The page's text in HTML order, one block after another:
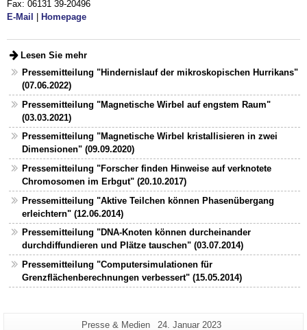
Fax: 06131 39-20496
E-Mail
Homepage
Lesen Sie mehr
Pressemitteilung "Hindernislauf der mikroskopischen Hurrikans"
(07.06.2022)
Pressemitteilung "Magnetische Wirbel auf engstem Raum"
(03.03.2021)
Pressemitteilung "Magnetische Wirbel kristallisieren in zwei
Dimensionen" (09.09.2020)
Pressemitteilung "Forscher finden Hinweise auf verknotete
Chromosomen im Erbgut" (20.10.2017)
Pressemitteilung "Aktive Teilchen können Phasenübergang
erleichtern" (12.06.2014)
Pressemitteilung "DNA-Knoten können durcheinander
durchdiffundieren und Plätze tauschen" (03.07.2014)
Pressemitteilung "Computersimulationen für
Grenzflächenberechnungen verbessert" (15.05.2014)
Zusätzliche
Seiten-
Presse & Medien Letzte
24. Januar 2023